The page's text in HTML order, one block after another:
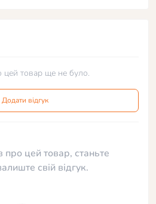
цей товар ще не було.
Додати відгук
про цей товар, станьте
свій відгук.